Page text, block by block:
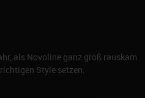
als Novoline ganz groß rauskam
Style setzen.